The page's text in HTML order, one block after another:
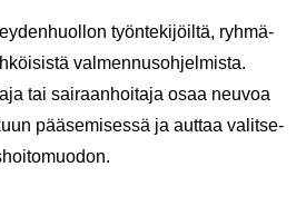
työn­te­ki­jöil­tä, ryh­mä­
val­men­nus­oh­jel­mis­ta.
tai sai­raan­hoi­ta­ja osaa neu­voa
pää­se­mi­ses­sä ja aut­taa va­lit­se­